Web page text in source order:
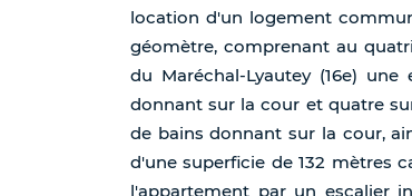
location d'un logement
géomètre, comprenant au
du Maréchal-Lyautey (16e)
donnant sur la cour et quatre
de bains donnant sur la cour,
d'une superficie de 132 mètres
l'appartement par un escalier